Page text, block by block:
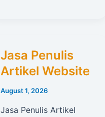
Jasa Penulis
Artikel Website
August 1, 2026
Jasa Penulis Artikel